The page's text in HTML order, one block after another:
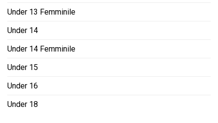
Under 13 Femminile
Under 14
Under 14 Femminile
Under 15
Under 16
Under 18